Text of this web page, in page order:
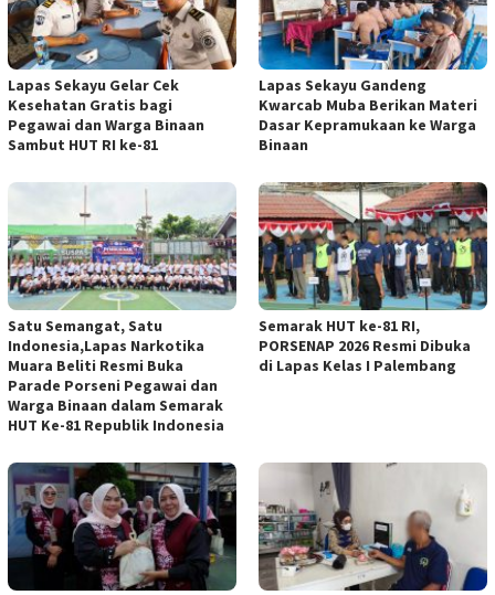
Lapas Sekayu Gelar Cek
Kesehatan Gratis bagi
Pegawai dan Warga Binaan
Sambut HUT RI ke-81
Lapas Sekayu Gandeng
Kwarcab Muba Berikan Materi
Dasar Kepramukaan ke Warga
Binaan
Satu Semangat, Satu
Indonesia,Lapas Narkotika
Muara Beliti Resmi Buka
Parade Porseni Pegawai dan
Warga Binaan dalam Semarak
HUT Ke-81 Republik Indonesia
Semarak HUT ke-81 RI,
PORSENAP 2026 Resmi Dibuka
di Lapas Kelas I Palembang